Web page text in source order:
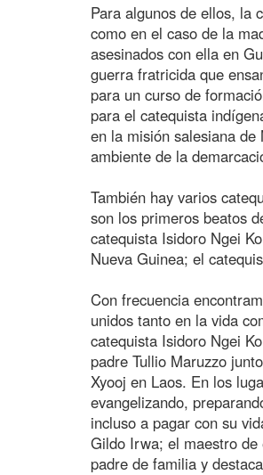
Para algunos de ellos, la
como en el caso de la
asesinados con ella en
guerra fratricida que
para un curso de
para el catequista
en la misión salesiana
ambiente de la
También hay varios
son los primeros beatos
catequista Isidoro Ngei
Nueva Guinea; el
Con frecuencia
unidos tanto en la vida
catequista Isidoro Ngei
padre Tullio Maruzzo
Xyooj en Laos. En los
evangelizando,
incluso a pagar con su
Gildo Irwa; el maestro de
padre de familia y